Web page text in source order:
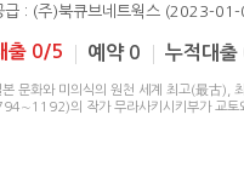
급 : (주)북큐브네트웍스 (2023-
출 0/5 예약 0 누적대출
본 문화와 미의식의 원천 세계 최고(最古),
의 작가 무라사키시키부가 교토